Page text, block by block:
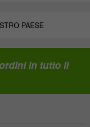
PAESE
in tutto il